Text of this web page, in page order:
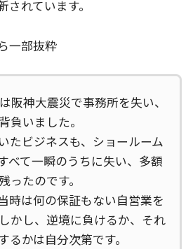
れています。
一部抜粋
阪神大震災で事務所を失い、
負いました。
たビジネスも、ショールーム
べて一瞬のうちに失い、多額
ったのです。
時は何の保証もない自営業を
かし、逆境に負けるか、それ
るかは自分次第です。